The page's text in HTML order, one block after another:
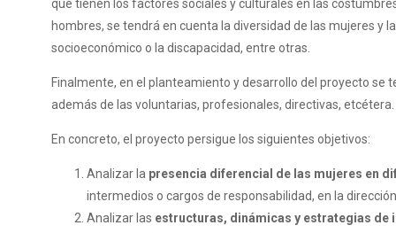
que tienen los factores sociales y culturales en las
hombres, se tendrá en cuenta la diversidad de las mujeres y
socioeconómico o la discapacidad, entre otras.
Finalmente, en el planteamiento y desarrollo del proyecto se
además de las voluntarias, profesionales, directivas, etcétera.
En concreto, el proyecto persigue los siguientes objetivos:
Analizar la presencia diferencial de las mujeres en
intermedios o cargos de responsabilidad, en la
Analizar las estructuras, dinámicas y estrategias de